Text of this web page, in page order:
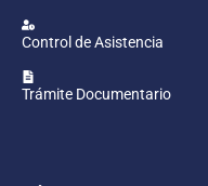
Control de Asistencia
Trámite Documentario